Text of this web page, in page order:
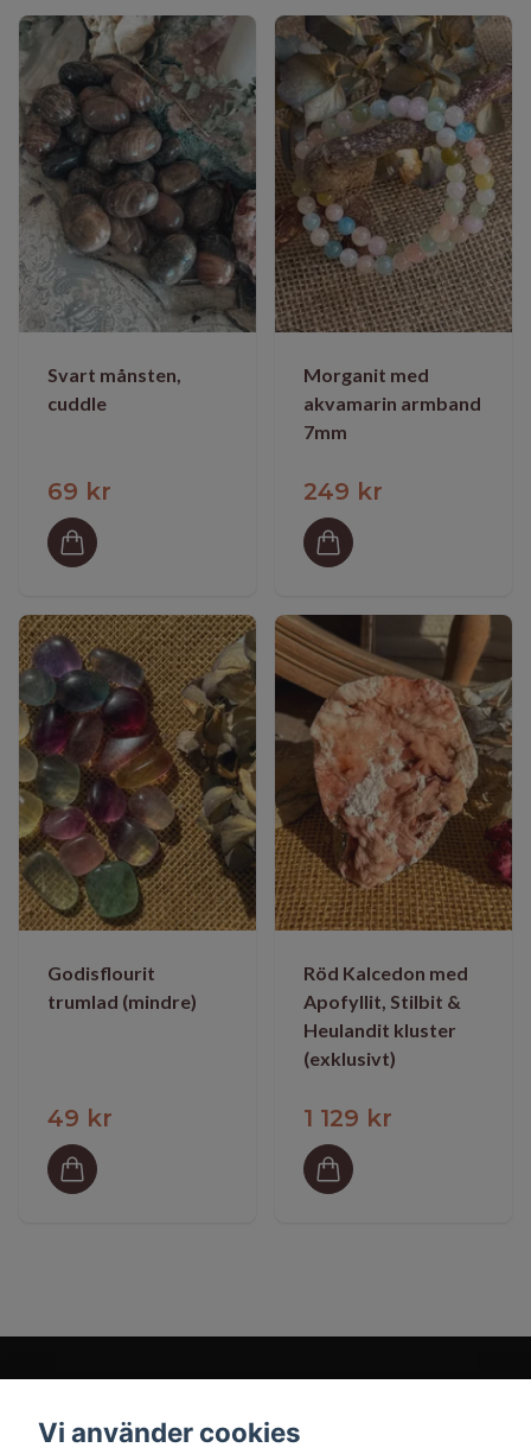
Svart månsten,
cuddle
69 kr
Morganit med
akvamarin armband
7mm
249 kr
Godisflourit
trumlad (mindre)
49 kr
Röd Kalcedon med
Apofyllit, Stilbit &
Heulandit kluster
(exklusivt)
1 129 kr
Vi använder cookies